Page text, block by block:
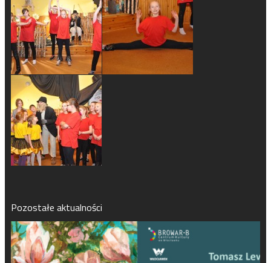
Pozostałe aktualności